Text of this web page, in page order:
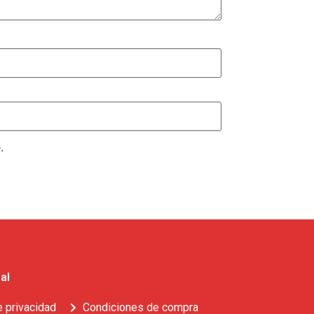
privacidad Condiciones de compra